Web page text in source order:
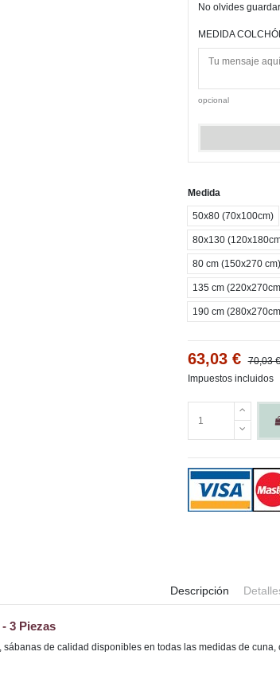
No olvides
MEDIDA
opcional
Medida
50x80 (70x100cm)
80x130
80 cm (150x270 cm)
135 cm
190 cm
63,03 € 70,03 €
Impuestos incluidos
Descripción
3 Piezas
sábanas de calidad disponibles en todas las medidas de